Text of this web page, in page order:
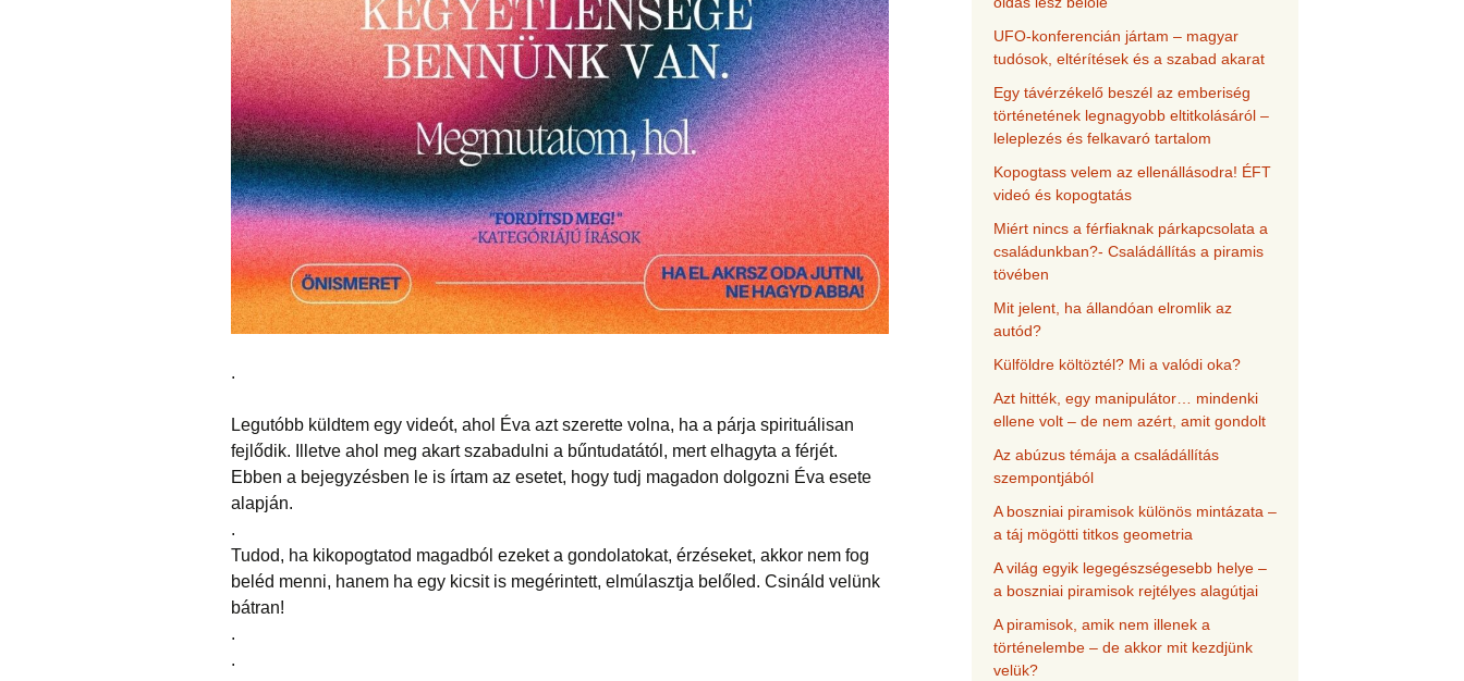
foglalkozások
.
Legutóbb küldtem egy videót, ahol Éva azt szerette volna, ha a párja spirituálisan
fejlődik. Illetve ahol meg akart szabadulni a bűntudatától, mert elhagyta a férjét.
Ebben a bejegyzésben le is írtam az esetet, hogy tudj magadon dolgozni Éva esete
alapján.
.
Tudod, ha kikopogtatod magadból ezeket a gondolatokat, érzéseket, akkor nem fog
beléd menni, hanem ha egy kicsit is megérintett, elmúlasztja belőled. Csináld velünk
bátran!
.
.
UFO-konferencián jártam – magyar
tudósok, eltérítések és a szabad akarat
Egy távérzékelő beszél az emberiség
történetének legnagyobb eltitkolásáról –
leleplezés és felkavaró tartalom
Kopogtass velem az ellenállásodra! ÉFT
videó és kopogtatás
Miért nincs a férfiaknak párkapcsolata a
családunkban?- Családállítás a piramis
tövében
Mit jelent, ha állandóan elromlik az
autód?
Külföldre költöztél? Mi a valódi oka?
Azt hitték, egy manipulátor… mindenki
ellene volt – de nem azért, amit gondolt
Az abúzus témája a családállítás
szempontjából
A boszniai piramisok különös mintázata –
a táj mögötti titkos geometria
A világ egyik legegészségesebb helye –
a boszniai piramisok rejtélyes alagútjai
A piramisok, amik nem illenek a
történelembe – de akkor mit kezdjünk
velük?